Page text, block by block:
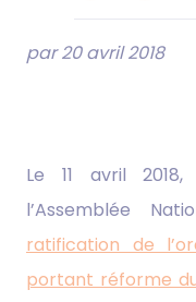
par 20 avril 2018
Le 11 avril 2018,
l’Assemblée
ratification de
portant réforme